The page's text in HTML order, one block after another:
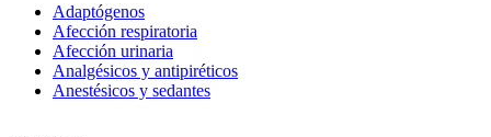
Adaptógenos
Afección respiratoria
Afección urinaria
Analgésicos y antipiréticos
Anestésicos y sedantes